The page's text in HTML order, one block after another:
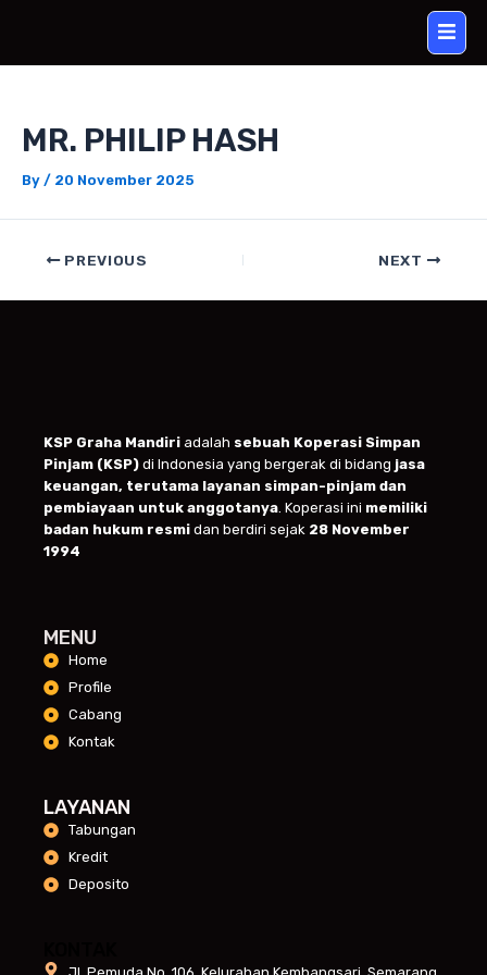
MR. PHILIP HASH
By / 20 November 2025
PREVIOUS NEXT
KSP Graha Mandiri adalah sebuah Koperasi Simpan
Pinjam (KSP) di Indonesia yang bergerak di bidang jasa
keuangan, terutama layanan simpan-pinjam dan
pembiayaan untuk anggotanya . Koperasi ini memiliki
badan hukum resmi dan berdiri sejak 28 November
1994
MENU
Home
Profile
Cabang
Kontak
LAYANAN
Tabungan
Kredit
Deposito